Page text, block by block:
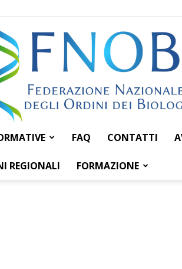
Federazione
FAQ CONTATTI
REGIONALI FORMAZIONE